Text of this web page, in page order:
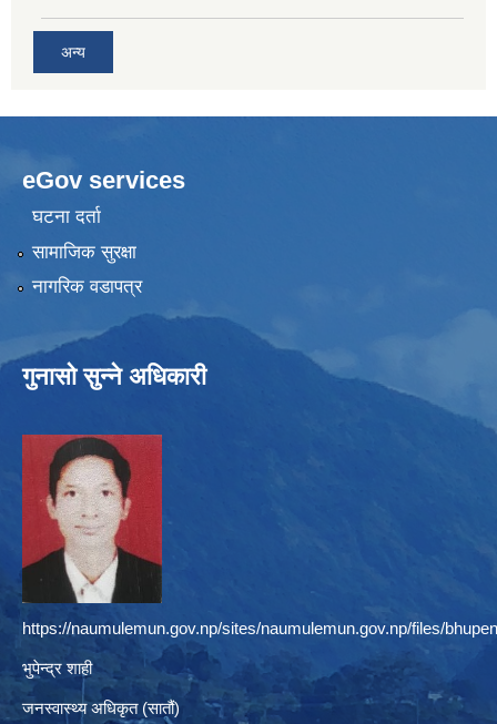
अन्य
eGov services
घटना दर्ता
सामाजिक सुरक्षा
नागरिक वडापत्र
गुनासो सुन्ने अधिकारी
https://naumulemun.gov.np/sites/naumulemun.gov.np/files/
भुपेन्द्र शाही
जनस्वास्थ्य अधिकृत (सातौं)